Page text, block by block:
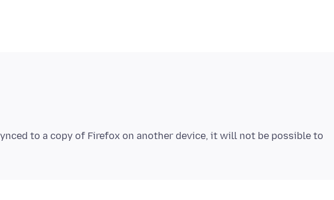
to a copy of Firefox on another device, it will not be possible to